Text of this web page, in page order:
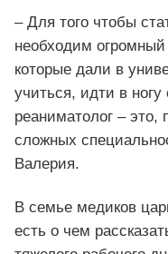
– Для того чтобы
необходим огромный
которые дали в
учиться, идти в ногу
реаниматолог –
сложных
Валерия.
В семье медиков
есть о чем